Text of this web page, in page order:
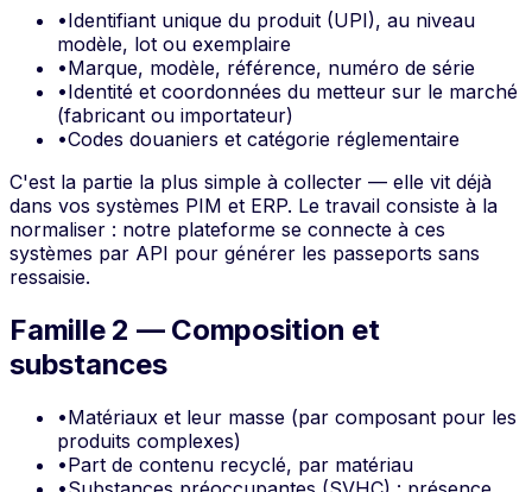
•Identifiant unique du produit (UPI), au niveau
modèle, lot ou exemplaire
•Marque, modèle, référence, numéro de série
•Identité et coordonnées du metteur sur le marché
(fabricant ou importateur)
•Codes douaniers et catégorie réglementaire
C'est la partie la plus simple à collecter — elle vit déjà
dans vos systèmes PIM et ERP. Le travail consiste à la
normaliser : notre plateforme se connecte à ces
systèmes par API pour générer les passeports sans
ressaisie.
Famille 2 — Composition et
substances
•Matériaux et leur masse (par composant pour les
produits complexes)
•Part de contenu recyclé, par matériau